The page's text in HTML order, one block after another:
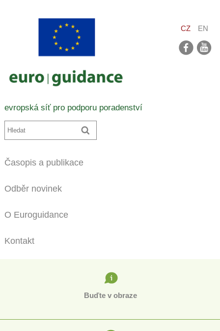
evropská síť pro podporu poradenství
CZ EN
Časopis a publikace
Odběr novinek
O Euroguidance
Kontakt
Buďte v obraze